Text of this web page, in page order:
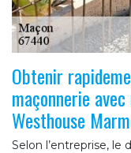
Obtenir
maçonnerie
Westhouse
Selon l’entreprise, le